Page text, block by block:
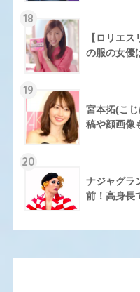
18
【ロリエ
の服の女優
19
宮本拓(こ
稿や顔画像
20
ナジャグラ
前！高身長